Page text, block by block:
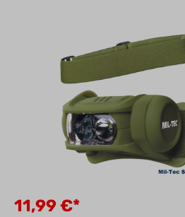
11,99 €*